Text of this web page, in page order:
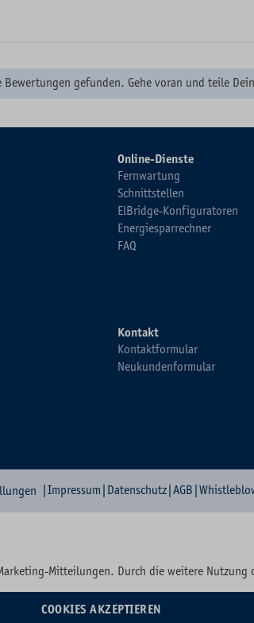
Bewertungen gefunden. Gehe voran und teile
Online-Dienste
Fernwartung
Schnittstellen
ElBridge-Konfiguratoren
Energiesparrechner
FAQ
Kontakt
Kontaktformular
Neukundenformular
Impressum Datenschutz AGB
Mitteilungen. Durch die weitere Nutzung
COOKIES AKZEPTIEREN